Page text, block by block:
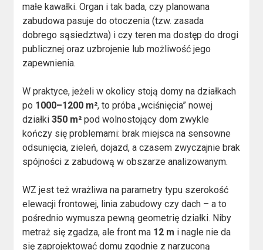
małe kawałki. Organ i tak bada, czy planowana
zabudowa pasuje do otoczenia (tzw. zasada
dobrego sąsiedztwa) i czy teren ma dostęp do drogi
publicznej oraz uzbrojenie lub możliwość jego
zapewnienia.
W praktyce, jeżeli w okolicy stoją domy na działkach
po 1000–1200 m², to próba „wciśnięcia” nowej
działki350 m² pod wolnostojący dom zwykle
kończy się problemami: brak miejsca na sensowne
odsunięcia, zieleń, dojazd, a czasem zwyczajnie brak
spójności z zabudową w obszarze analizowanym.
WZ jest też wrażliwa na parametry typu szerokość
elewacji frontowej, linia zabudowy czy dach – a to
pośrednio wymusza pewną geometrię działki. Niby
metraż się zgadza, ale front ma 12 m i nagle nie da
się zaprojektować domu zgodnie z narzuconą